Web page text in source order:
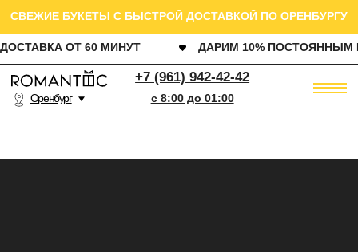
c 8:00 до 01:00
СВЕЖИЕ БУКЕТЫ С БЫСТРОЙ ДОСТАВКОЙ ПО ОРЕНБУРГУ
ДОСТАВКА ОТ 60 МИНУТ ДАРИМ 10% ПОСТОЯННЫМ КЛИЕНТАМ